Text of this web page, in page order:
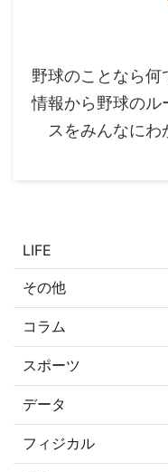
野球のことなら
情報から野球のル
スをみんなにわ
LIFE
その他
コラム
スポーツ
データ
フィジカル